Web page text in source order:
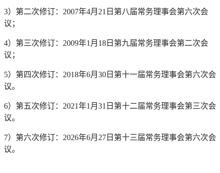
3）第二次修订：2007年4月21日第八届常务理事会第六次会
议；
4）第三次修订：2009年1月18日第九届常务理事会第二次会
议；
5）第四次修订：2018年6月30日第十一届常务理事会第六次会
议。
6）第五次修订：2021年1月31日第十二届常务理事会第三次会
议。
7）第六次修订：2026年6月27日第十三届常务理事会第六次会
议。